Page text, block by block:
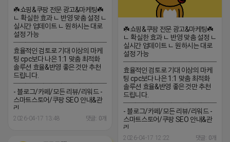
☘️쇼핑&쿠팡 전문 광고&마케팅☘️
ㄴ 확실한 효과 ㄴ 반영 맞춤 설정 ㄴ
실시간 업데이트 ㄴ 원하시는 대로
설정 가능
─────────────────
효율적인 검토로 기대 이상의 마케
팅 cpc보다 나은 1:1 맞춤 최적화
솔루션 효율&반영 좋은 것만 추천
드립니다.
─────────────────
- 블로그/카페/모든 리뷰/리워드 -
스마트스토어/쿠팡 SEO 안내&관
리
─────────────────
2026-04-17 13:48 댓글: 0개
☘️쇼핑&쿠팡 전문 광고&마케팅☘️
ㄴ 확실한 효과 ㄴ 반영 맞춤 설정 ㄴ
실시간 업데이트 ㄴ 원하시는 대로
설정 가능
─────────────────
효율적인 검토로 기대 이상의 마케
팅 cpc보다 나은 1:1 맞춤 최적화
솔루션 효율&반영 좋은 것만 추천
드립니다.
─────────────────
- 블로그/카페/모든 리뷰/리워드 -
스마트스토어/쿠팡 SEO 안내&관
리
─────────────────
2026-04-17 12:22 댓글: 0개